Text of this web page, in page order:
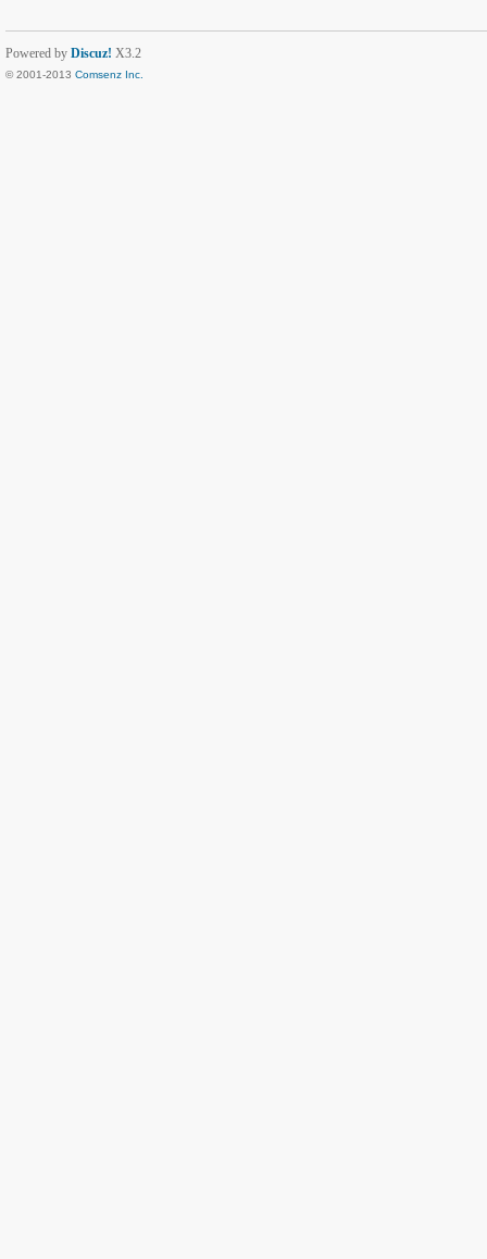
Powered by Discuz! X3.2
© 2001-2013 Comsenz Inc.